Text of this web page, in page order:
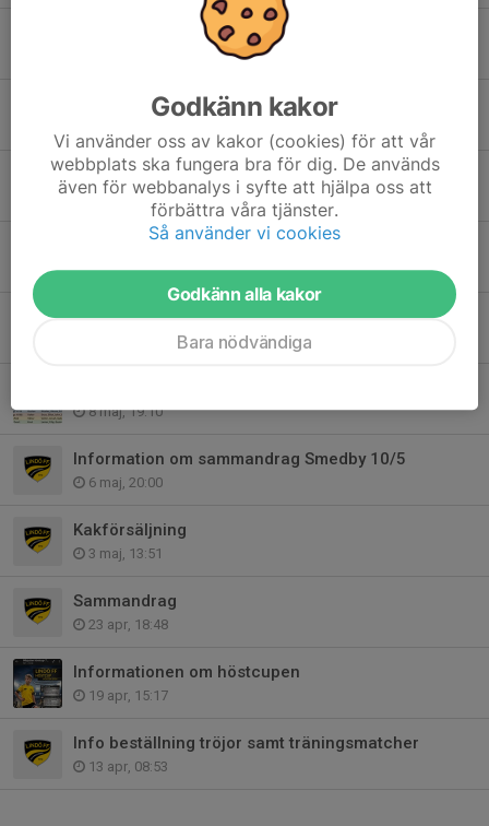
Nu kan ni hämta kakorna
Kakservice
Spelschema o lagindelning sammandrag 24 maj
22 maj, 09:02
Sammandrag FTA Söndag 24/5
19 maj, 17:21
Totte Nymans cup 14 maj
8 maj, 19:10
Information om sammandrag Smedby 10/5
6 maj, 20:00
Kakförsäljning
3 maj, 13:51
Sammandrag
23 apr, 18:48
Informationen om höstcupen
19 apr, 15:17
Info beställning tröjor samt träningsmatcher
13 apr, 08:53
Godkänn kakor
Vi använder oss av kakor (cookies) för att vår
webbplats ska fungera bra för dig. De används
även för webbanalys i syfte att hjälpa oss att
förbättra våra tjänster.
Så använder vi cookies
Godkänn alla kakor
Bara nödvändiga